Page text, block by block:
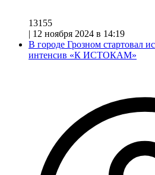
13155
| 12 ноября 2024 в 14:19
В городе Грозном стартовал
интенсив «К ИСТОКАМ»